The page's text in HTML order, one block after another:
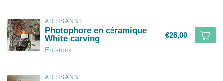
ARTISANNI
Photophore en céramique
White carving
En stock
€28,00
ARTISANN